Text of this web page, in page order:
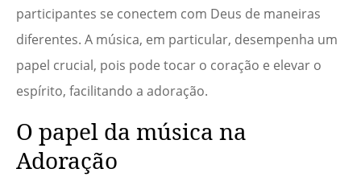
participantes se conectem com Deus de maneiras
diferentes. A música, em particular, desempenha um
papel crucial, pois pode tocar o coração e elevar o
espírito, facilitando a adoração.
O papel da música na
Adoração